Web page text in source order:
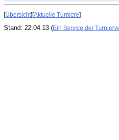
[Übersicht][Aktuelle Turniere]
Stand: 22.04.13 (Ein Service der